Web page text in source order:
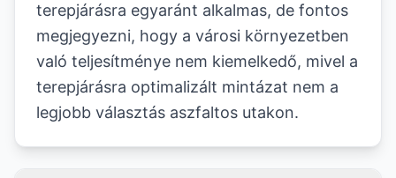
terepjárásra egyaránt alkalmas, de fontos
megjegyezni, hogy a városi környezetben
való teljesítménye nem kiemelkedő, mivel a
terepjárásra optimalizált mintázat nem a
legjobb választás aszfaltos utakon.